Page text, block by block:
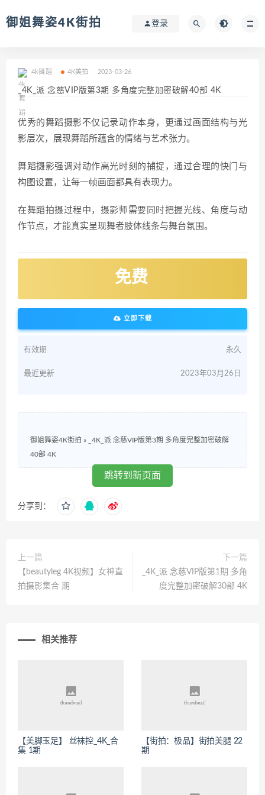
御姐舞姿4K街拍 登录
4k舞蹈 4K美拍 2023-03-26
_4K_派 念慈VIP版第3期 多角度完整加密破解40部 4K
优秀的舞蹈摄影不仅记录动作本身，更通过画面结构与光
影层次，展现舞蹈所蕴含的情绪与艺术张力。
舞蹈摄影强调对动作高光时刻的捕捉，通过合理的快门与
构图设置，让每一帧画面都具有表现力。
在舞蹈拍摄过程中，摄影师需要同时把握光线、角度与动
作节点，才能真实呈现舞者肢体线条与舞台氛围。
免费
立即下载
有效期 永久
最近更新 2023年03月26日
御姐舞姿4K街拍 »
_4K_派 念慈VIP版第3期 多角度完整加密破解
40部 4K
分享到：
上一篇
【beautyleg 4K视频】女神直
拍摄影集合 期
下一篇
_4K_派 念慈VIP版第1期 多角
度完整加密破解30部 4K
相关推荐
【美脚玉足】 丝袜控_4K_合
集 1期
【街拍：极品】街拍美腿 22
期
跳转到新页面